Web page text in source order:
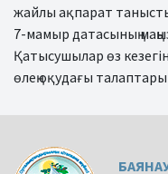
жайлы ақпарат
7-мамыр датасының
Қатысушылар өз
өлең оқудағы